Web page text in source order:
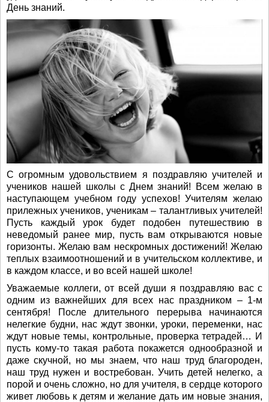
День знаний.
С огромным удовольствием я поздравляю учителей и
учеников нашей школы с Днем знаний! Всем желаю в
наступающем учебном году успехов! Учителям желаю
прилежных учеников, ученикам – талантливых учителей!
Пусть каждый урок будет подобен путешествию в
неведомый ранее мир, пусть вам открываются новые
горизонты. Желаю вам нескромных достижений! Желаю
теплых взаимоотношений и в учительском коллективе, и
в каждом классе, и во всей нашей школе!
Уважаемые коллеги, от всей души я поздравляю вас с
одним из важнейших для всех нас праздником – 1-м
сентября! После длительного перерыва начинаются
нелегкие будни, нас ждут звонки, уроки, переменки, нас
ждут новые темы, контрольные, проверка тетрадей… И
пусть кому-то такая работа покажется однообразной и
даже скучной, но мы знаем, что наш труд благороден,
наш труд нужен и востребован. Учить детей нелегко, а
порой и очень сложно, но для учителя, в сердце которого
живет любовь к детям и желание дать им новые знания,